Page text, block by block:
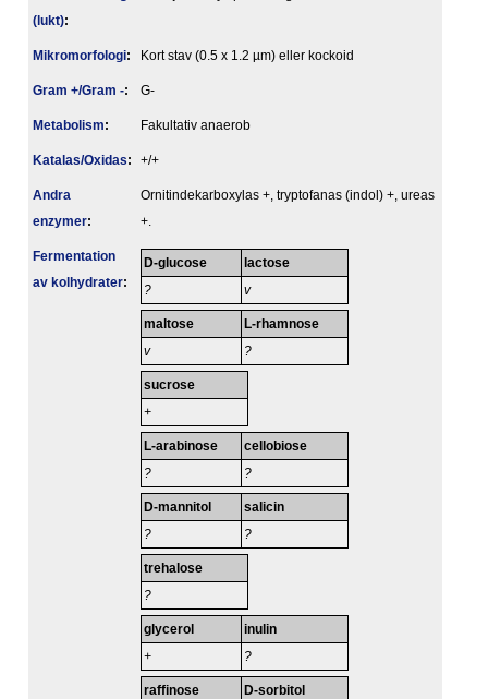
(lukt):
Mikromorfologi: Kort stav (0.5 x 1.2 µm) eller kockoid
Gram +/Gram -: G-
Metabolism: Fakultativ anaerob
Katalas/Oxidas: +/+
Andra
enzymer:
Ornitindekarboxylas +, tryptofanas (indol) +, ureas
+.
Fermentation
av kolhydrater:
D-glucose
?
lactose
v
maltose
v
L-rhamnose
?
sucrose
+
L-arabinose
?
cellobiose
?
D-mannitol
?
salicin
?
trehalose
?
glycerol
+
inulin
?
raffinose D-sorbitol